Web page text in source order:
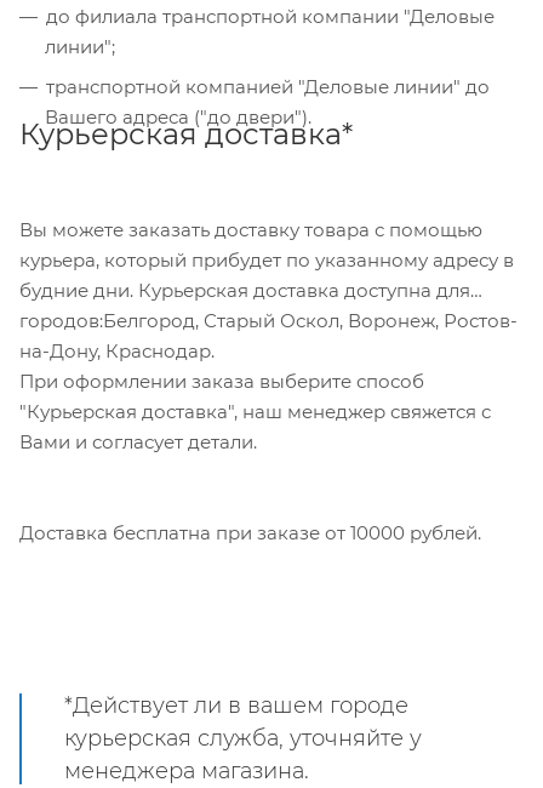
минимальных потерях давления. Сердечники имеют
высокую механическую прочность и устойчивы к
DCR используются с сетчатыми вставками типа 48 F,
совместимыми со всеми типами хладагентов.
устанавливаются непосредственно в корпус
фильтра типа DCR и предназначены для
использования на линиях всасывания или на
жидкостных линиях
сформирован счет, который Вы сможете скачать
на странице оформления заказа и оплатить по
обратившись в отделение своего банка.
Для данного способа оплаты доступны к выбору
до филиала транспортной компании "Деловые
линии";
транспортной компанией "Деловые линии" до
Вашего адреса ("до двери").
Курьерская доставка*
Вы можете заказать доставку товара с помощью
курьера, который прибудет по указанному адресу в
будние дни. Курьерская доставка доступна для
городов:Белгород, Старый Оскол, Воронеж, Ростов-
на-Дону, Краснодар.
При оформлении заказа выберите способ
"Курьерская доставка", наш менеджер свяжется с
Вами и согласует детали.
Доставка бесплатна при заказе от 10000 рублей.
*Действует ли в вашем городе
курьерская служба, уточняйте у
менеджера магазина.